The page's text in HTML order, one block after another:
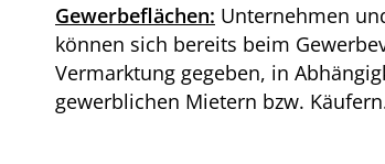
Gewerbeflächen: Unternehmen
können sich bereits beim
Vermarktung gegeben, in
gewerblichen Mietern bzw.